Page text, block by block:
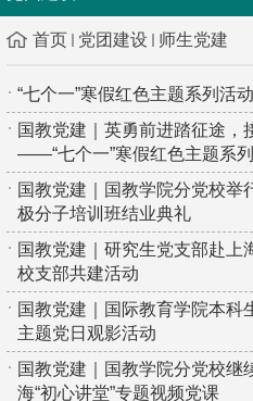
首页 党团建设 师生党建
“七个一”寒假红色主题系列活动
国教党建｜英勇前进踏征途，
——“七个一”寒假红色主题系
国教党建｜国教学院分党校举
极分子培训班结业典礼
国教党建｜研究生党支部赴上
校支部共建活动
国教党建｜国际教育学院本科
主题党日观影活动
国教党建｜国教学院分党校继
海“初心讲堂”专题视频党课